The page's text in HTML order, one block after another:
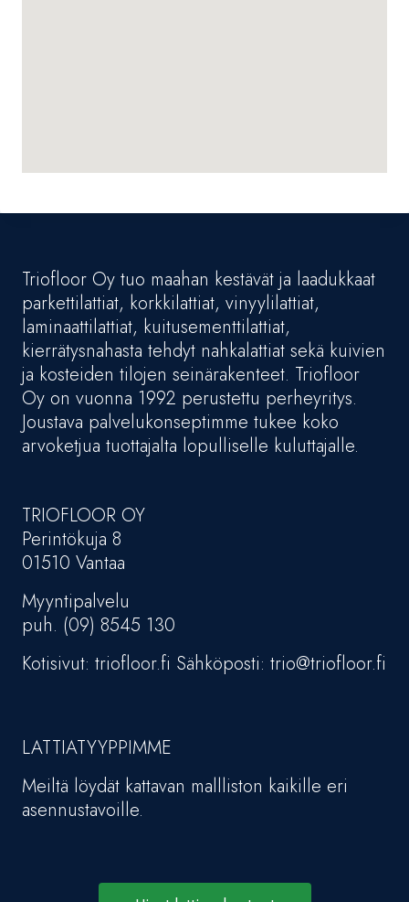
Triofloor Oy tuo maahan kestävät ja laadukkaat
parkettilattiat, korkkilattiat, vinyylilattiat,
laminaattilattiat, kuitusementtilattiat,
kierrätysnahasta tehdyt nahkalattiat sekä kuivien
ja kosteiden tilojen seinärakenteet. Triofloor
Oy on vuonna 1992 perustettu perheyritys.
Joustava palvelukonseptimme tukee koko
arvoketjua tuottajalta lopulliselle kuluttajalle.
TRIOFLOOR OY
Perintökuja 8
01510 Vantaa
Myyntipalvelu
puh. (09) 8545 130
Kotisivut: triofloor.fi Sähköposti: trio@triofloor.fi
LATTIATYYPPIMME
Meiltä löydät kattavan mallliston kaikille eri
asennustavoille.